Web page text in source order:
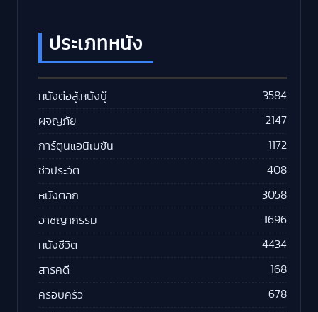
ประเภทหนัง
หนังต่อสู้,หนังบู๊ 3584
ผจญภัย 2147
การ์ตูนแอนิเมชัน 1172
ชีวประวัติ 408
หนังตลก 3058
อาชญากรรม 1696
หนังชีวิต 4434
สารคดี 168
ครอบครัว 678